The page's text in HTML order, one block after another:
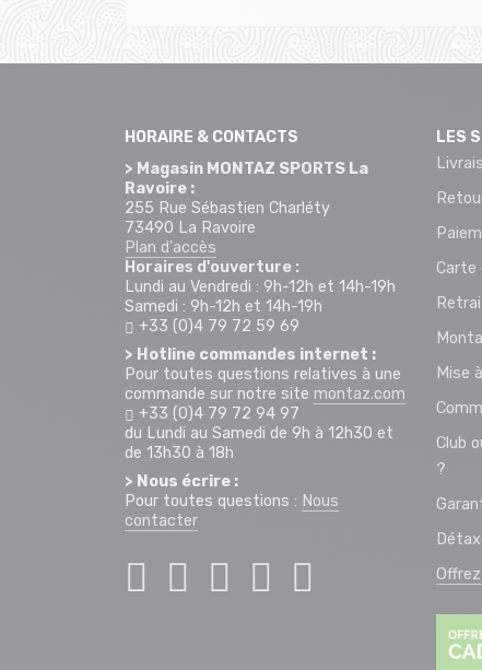
HORAIRE & CONTACTS
> Magasin MONTAZ SPORTS La
Ravoire :
255 Rue Sébastien Charléty
73490 La Ravoire
Plan d'accès
Horaires d'ouverture :
Lundi au Vendredi : 9h-12h et 14h-19h
Samedi : 9h-12h et 14h-19h
+33 (0)4 79 72 59 69
> Hotline commandes internet :
Pour toutes questions relatives à une
commande sur notre site montaz.com
+33 (0)4 79 72 94 97
du Lundi au Samedi de 9h à 12h30 et
de 13h30 à 18h
> Nous écrire :
Pour toutes questions : Nous
contacter
LES
Carte
Mise
Club
?